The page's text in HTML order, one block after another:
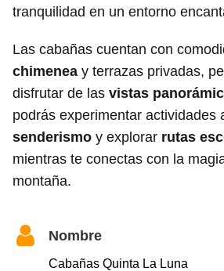
tranquilidad en un entorno
Las cabañas cuentan con
chimenea y terrazas privadas,
disfrutar de las vistas
podrás experimentar actividades
senderismo y explorar rutas
mientras te conectas con la
montaña.
Nombre
Cabañas Quinta La Luna